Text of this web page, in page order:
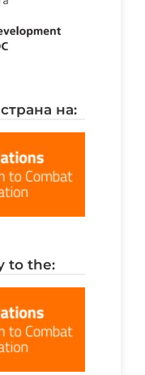
на:
to the: